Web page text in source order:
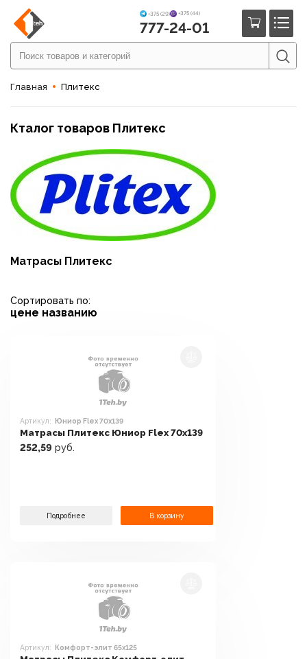
+375 (29) +375 (44)
777-24-01
Главная Плитекс
Кталог товаров Плитекс
Матрасы Плитекс
Сортировать по:
цене названию
Артикул: Юниор Flex 70x139
Матрасы Плитекс Юниор Flex 70x139
252,59 руб.
Подробнее В корзину
Артикул: Комфорт-элит 65x125